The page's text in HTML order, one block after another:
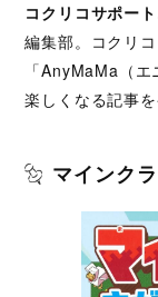
コクリコサポー
編集部。コクリ
「AnyMaMa（
楽しくなる記事を
マインク